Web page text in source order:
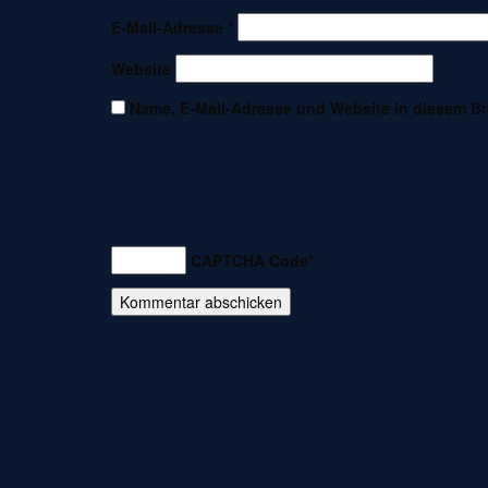
E-Mail-Adresse *
Website
Name, E-Mail-Adresse und Website in diesem
CAPTCHA Code*